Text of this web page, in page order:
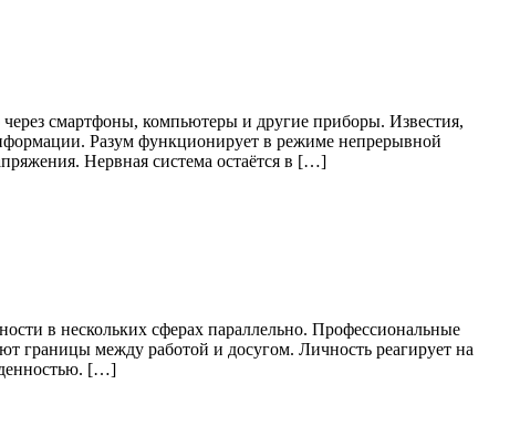
смартфоны, компьютеры и другие приборы. Известия,
Разум функционирует в режиме непрерывной
Нервная система остаётся в […]
в нескольких сферах параллельно. Профессиональные
границы между работой и досугом. Личность реагирует на
[…]